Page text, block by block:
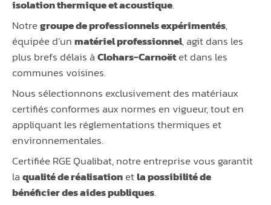
isolation thermique et acoustique.
Notregroupe de professionnels expérimentés,
équipée d’unmatériel professionnel, agit dans les
plus brefs délais àClohars-Carnoëtet dans les
communes voisines.
Nous sélectionnons exclusivement des matériaux
certifiés conformes aux normes en vigueur, tout en
appliquant les réglementations thermiques et
environnementales.
Certifiée RGE Qualibat, notre entreprise vous garantit
laqualité de réalisationetla possibilité de
bénéficier des aides publiques.